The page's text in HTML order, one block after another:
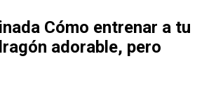
Cómo entrenar a tu
adorable, pero